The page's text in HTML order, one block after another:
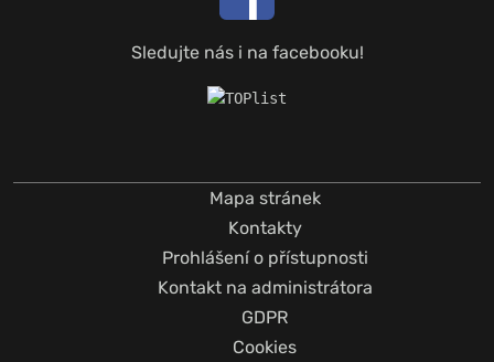
Sledujte nás i na facebooku!
Mapa stránek
Kontakty
Prohlášení o přístupnosti
Kontakt na administrátora
GDPR
Cookies